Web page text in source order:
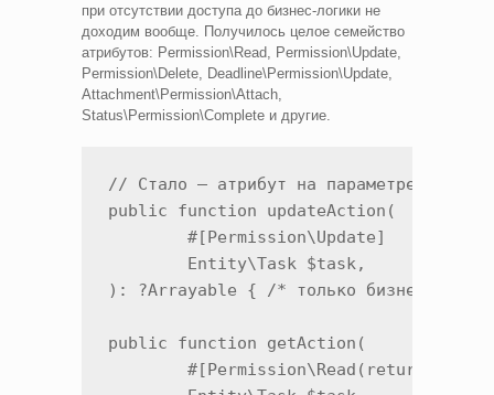
при отсутствии доступа до бизнес-логики не
доходим вообще. Получилось целое семейство
атрибутов: Permission\Read, Permission\Update,
Permission\Delete, Deadline\Permission\Update,
Attachment\Permission\Attach,
Status\Permission\Complete и другие.
// Стало — атрибут на параметре
public function updateAction(
): ?Arrayable { /* только бизнес-
public function getAction(